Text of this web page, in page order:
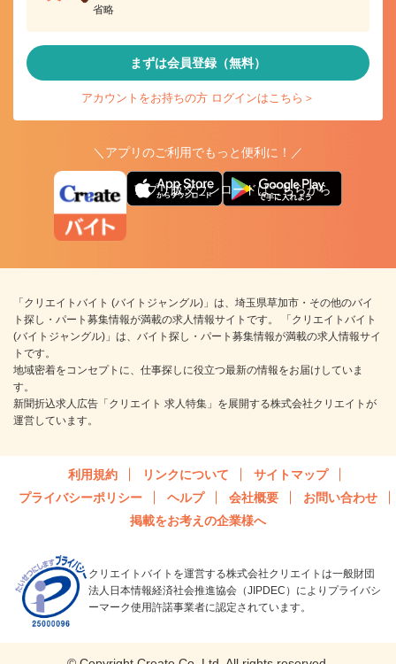
省略
まずは会員登録（無料）
アカウントをお持ちの方 ログインはこちら＞
＼アプリのご利用でもっと便利に！／
アプリ版ダウンロードはこちらから
「クリエイトバイト (バイトジャングル)」は、埼玉県草加市・その他のバイ
ト探し・パート募集情報が満載の求人情報サイトです。 「クリエイトバイト
(バイトジャングル)」は、バイト探し・パート募集情報が満載の求人情報サイ
トです。
地域密着をコンセプトに、仕事探しに役立つ最新の情報をお届けしていま
す。
新聞折込求人広告「クリエイト 求人特集」を展開する株式会社クリエイトが
運営しています。
利用規約 リンクについて
サイトマップ
プライバシーポリシー
ヘルプ 会社概要
お問い合わせ
掲載をお考えの企業様へ
クリエイトバイトを運営する株式会社クリエイトは一般財団
法人日本情報経済社会推進協会（JIPDEC）によりプライバシ
ーマーク使用許諾事業者に認定されています。